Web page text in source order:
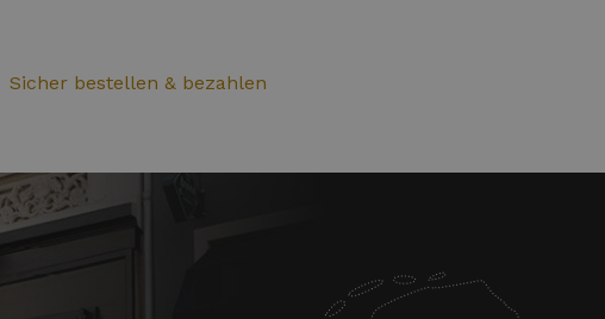
Sicher bestellen & bezahlen